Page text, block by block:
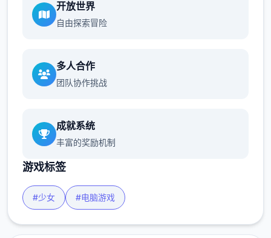
开放世界
自由探索冒险
多人合作
团队协作挑战
成就系统
丰富的奖励机制
游戏标签
#少女 #电脑游戏